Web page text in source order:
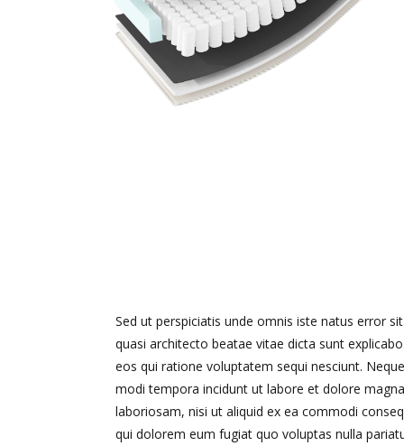
Sed ut perspiciatis unde omnis iste natus error
quasi architecto beatae vitae dicta sunt
eos qui ratione voluptatem sequi nesciunt.
modi tempora incidunt ut labore et dolore
laboriosam, nisi ut aliquid ex ea commodi
qui dolorem eum fugiat quo voluptas nulla